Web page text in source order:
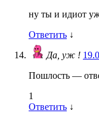
ну ты и идиот
Ответить ↓
Да, уж !
Пошлость —
1
Ответить ↓